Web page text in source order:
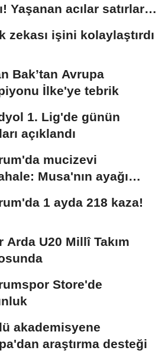
Yaşanan acılar satırlara
zekası işini kolaylaştırdı
Bak’tan Avrupa
İlke'ye tebrik
1. Lig'de günün
açıklandı
mucizevi
Musa'nın ayağı
1 ayda 218 kaza!
Arda U20 Millî Takım
Store'de
akademisyene
araştırma desteği